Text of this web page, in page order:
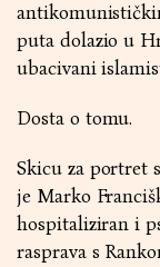
puta dolazio u
ubacivani
Dosta o tomu.
Skicu za portret
je Marko
hospitaliziran i
rasprava s